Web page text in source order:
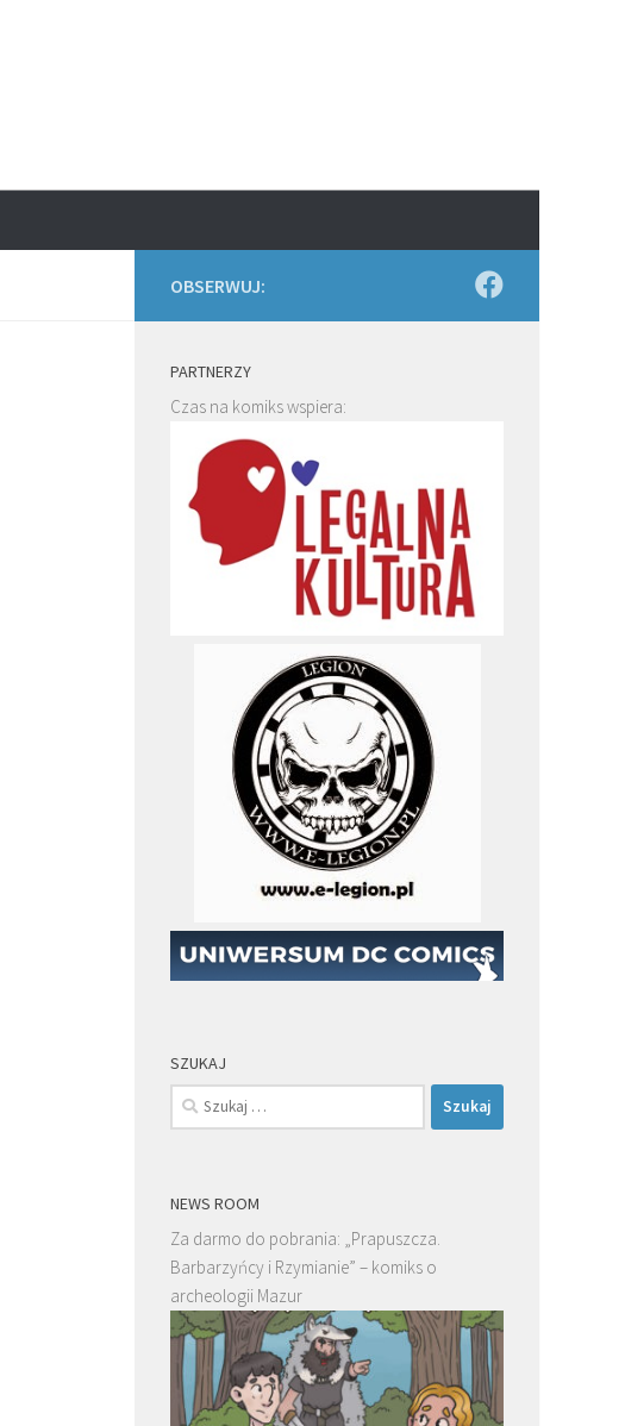
OBSERWUJ:
PARTNERZY
Czas na komiks wspiera:
SZUKAJ
Szukaj:
NEWS ROOM
Za darmo do pobrania: „Prapuszcza.
Barbarzyńcy i Rzymianie” – komiks o
archeologii Mazur